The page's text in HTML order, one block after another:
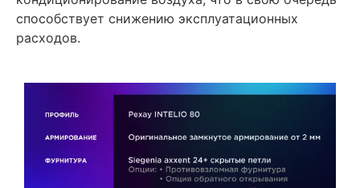
способствует снижению эксплуатационных
расходов.